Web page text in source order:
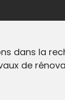
dans la
de